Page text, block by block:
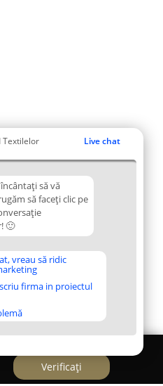
Textilelor Live chat
să vă
să faceți clic pe
🙂
vreau să ridic
firma in proiectul
Verificați